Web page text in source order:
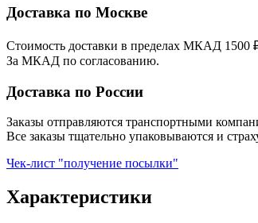
Доставка по Москве
Стоимость доставки в пределах МКАД 1500
За МКАД по согласованию.
Доставка по России
Заказы отправляются транспортными
Все заказы тщательно упаковываются и
Чек-лист "получение посылки"
Характеристики